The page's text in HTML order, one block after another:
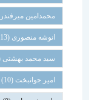
محمدامین میرفندرسکی(13)
انوشه منصوری(13)
سید محمد بهشتی(12)
امیر جوانبخت(10)